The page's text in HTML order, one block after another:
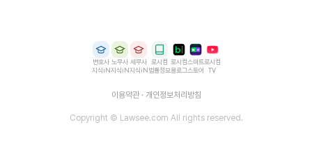
변호사
지식iN
노무사
지식iN
세무사
지식iN
로시컴
법률정보
로시컴
블로그
스마트
스토어
로시컴
TV
이용약관· 개인정보처리방침
Copyright © Lawsee.com All rights reserved.